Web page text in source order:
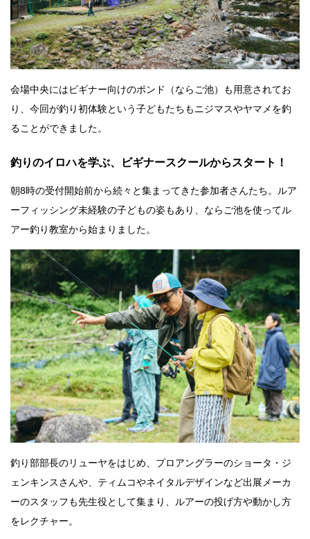
会場中央にはビギナー向けのポンド（ならご池）も用意されてお
り、今回が釣り初体験という子どもたちもニジマスやヤマメを釣
ることができました。
釣りのイロハを学ぶ、ビギナースクールからスタート！
朝8時の受付開始前から続々と集まってきた参加者さんたち。ルア
ーフィッシング未経験の子どもの姿もあり、ならご池を使ってル
アー釣り教室から始まりました。
釣り部部長のリューヤをはじめ、プロアングラーのショータ・ジ
ェンキンスさんや、ティムコやネイタルデザインなど出展メーカ
ーのスタッフも先生役として集まり、ルアーの投げ方や動かし方
をレクチャー。